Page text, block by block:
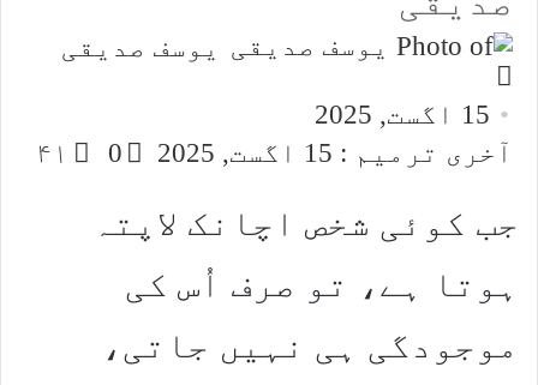
یوسف صدیقی
an
email
15 اگست, 2025
آخری ترمیم : 15 اگست, 2025
0 ۴۱
جب کوئی شخص اچانک لاپتہ
ہوتا ہے، تو صرف اُس کی
موجودگی ہی نہیں جاتی،